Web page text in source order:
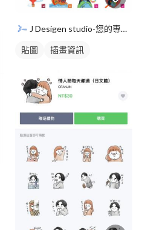
J Desigen studio-您的專屬平面設計師
貼圖 插畫資訊